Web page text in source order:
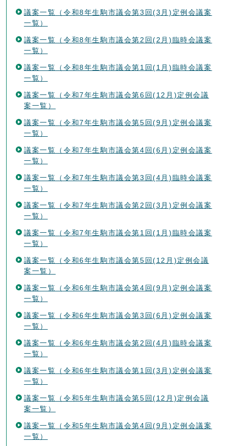
議案一覧（令和8年生駒市議会第3回(3月)定例会議案
一覧）
議案一覧（令和8年生駒市議会第2回(2月)臨時会議案
一覧）
議案一覧（令和8年生駒市議会第1回(1月)臨時会議案
一覧）
議案一覧（令和7年生駒市議会第6回(12月)定例会議
案一覧）
議案一覧（令和7年生駒市議会第5回(9月)定例会議案
一覧）
議案一覧（令和7年生駒市議会第4回(6月)定例会議案
一覧）
議案一覧（令和7年生駒市議会第3回(4月)臨時会議案
一覧）
議案一覧（令和7年生駒市議会第2回(3月)定例会議案
一覧）
議案一覧（令和7年生駒市議会第1回(1月)臨時会議案
一覧）
議案一覧（令和6年生駒市議会第5回(12月)定例会議
案一覧）
議案一覧（令和6年生駒市議会第4回(9月)定例会議案
一覧）
議案一覧（令和6年生駒市議会第3回(6月)定例会議案
一覧）
議案一覧（令和6年生駒市議会第2回(4月)臨時会議案
一覧）
議案一覧（令和6年生駒市議会第1回(3月)定例会議案
一覧）
議案一覧（令和5年生駒市議会第5回(12月)定例会議
案一覧）
議案一覧（令和5年生駒市議会第4回(9月)定例会議案
一覧）